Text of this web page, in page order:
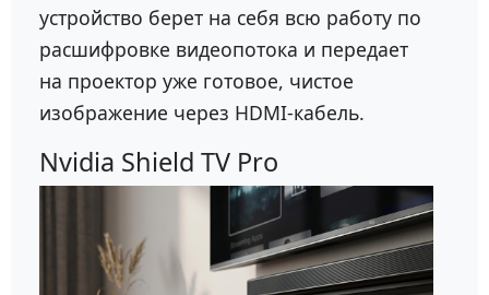
устройство берет на себя всю работу по
расшифровке видеопотока и передает
на проектор уже готовое, чистое
изображение через HDMI-кабель.
Nvidia Shield TV Pro